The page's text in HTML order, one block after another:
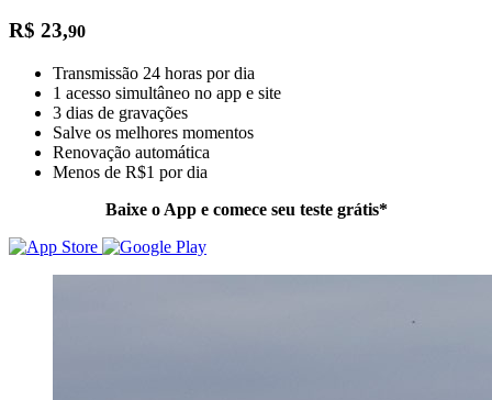
R$ 23,90
Transmissão 24 horas por dia
1 acesso simultâneo no app e site
3 dias de gravações
Salve os melhores momentos
Renovação automática
Menos de R$1 por dia
Baixe o App e comece seu teste grátis*